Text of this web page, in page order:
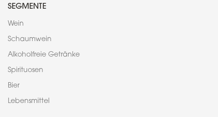
SEGMENTE
Wein
Schaumwein
Alkoholfreie Getränke
Spirituosen
Bier
Lebensmittel